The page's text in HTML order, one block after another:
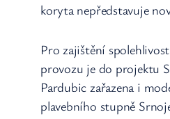
koryta nepředstavuje
Pro zajištění
provozu je do projektu
Pardubic zařazena i
plavebního stupně